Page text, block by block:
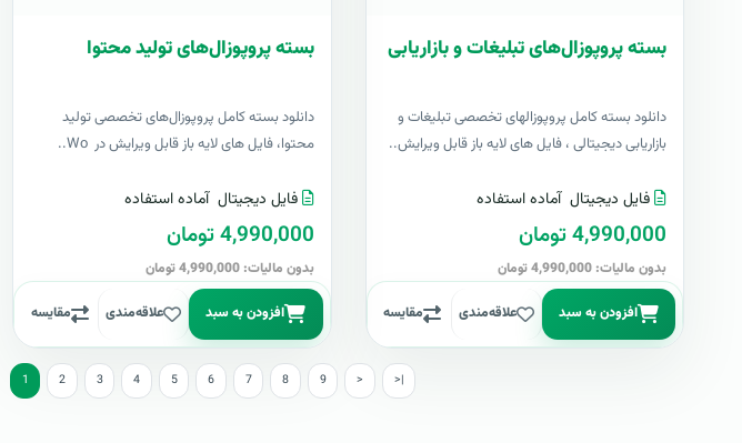
بسته پروپوزال‌های تبلیغات و بازاریابی
دانلود بسته کامل پروپوزالهای تخصصی تبلیغات و
بازاریابی دیجیتالی ، فایل های لایه باز قابل ویرایش..
فایل دیجیتال آماده استفاده
4,990,000 تومان
بدون مالیات: 4,990,000 تومان
افزودن به سبد علاقه‌مندی مقایسه
بسته پروپوزال‌های تولید محتوا
دانلود بسته کامل پروپوزال‌های تخصصی تولید
محتوا، فایل های لایه باز قابل ویرایش در Wo..
فایل دیجیتال آماده استفاده
4,990,000 تومان
بدون مالیات: 4,990,000 تومان
افزودن به سبد علاقه‌مندی مقایسه
1 2 3 4 5 6 7 8 9 > >|